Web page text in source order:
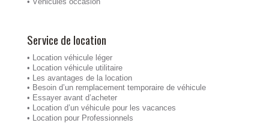
Service de location
• Location véhicule léger
• Location véhicule utilitaire
• Les avantages de la location
• Besoin d’un remplacement temporaire de véhicule
• Essayer avant d’acheter
• Location d’un véhicule pour les vacances
• Location pour Professionnels